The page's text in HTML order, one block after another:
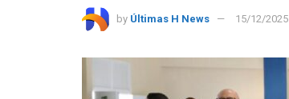
by Últimas H News 15/12/2025